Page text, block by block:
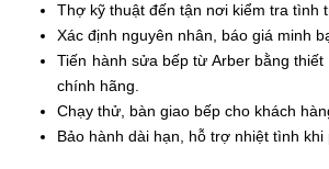
Thợ kỹ thuật đến tận nơi kiểm tra tình
Xác định nguyên nhân, báo giá minh
Tiến hành sửa bếp từ Arber bằng thiết
chính hãng.
Chạy thử, bàn giao bếp cho khách
Bảo hành dài hạn, hỗ trợ nhiệt tình khi